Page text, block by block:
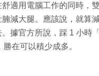
舒適用電腦工作的同時，
減大腿。應該說，就算
據官方所說，踩 1 小時
在可以積少成多。